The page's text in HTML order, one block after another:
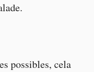
possibles, cela